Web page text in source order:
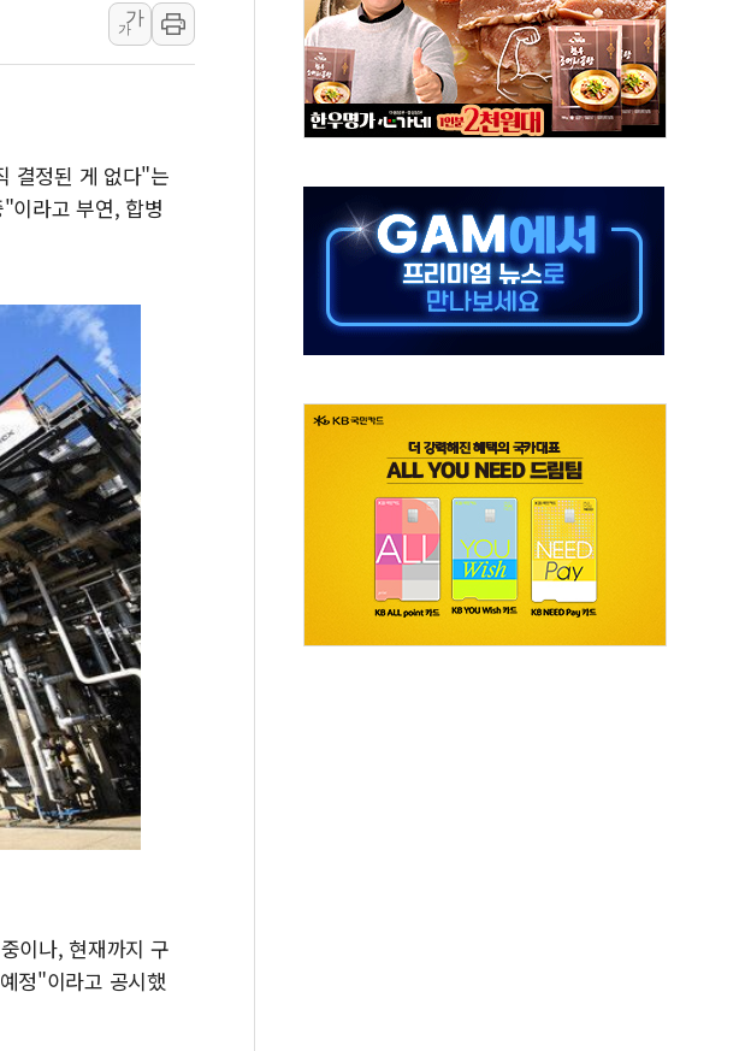
[속보] 민주, 강원 경선 결과 발표...김민석 50.30% 정청래 41.94% 송영길 7.76%
정재헌 CEO, SKT 장기고객 400명 맞이…"마음 잇는 시간 되길"
최태원, 노소영에 9440억 지급 확정되나…재상고 앞두고 막판 셈법
하나금융, 명동 소상공인에 '행복상자' 전달
인천시 광복절 현수막 '태극기 거꾸로' 논란…이틀만에 철거
병무청, 보충역 전면 손질… 예술·체육요원 최대 33% 감축
홈플러스發 대형마트 판매, 역대 최대폭 감소한 9.4%↓…유통업계 양극화 심화
윤준병·이해민 의원, '정부 특사'로 콜롬비아 대통령 취임식 참석
'호우·산사태 주의보' 울진 시간당 30mm 강한 비...호우 피해 없어
여야, 황희 '버스 하우스' 공방…野 "청년 우롱 기괴" vs 與 "송구한 해프닝"
가
가
결정된 게 없다"는
이라고 부연, 합병
이나, 현재까지 구
정"이라고 공시했